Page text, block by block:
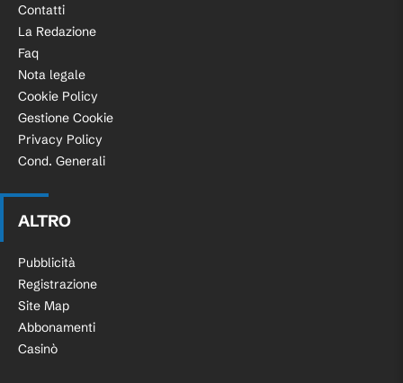
Contatti
La Redazione
Faq
Nota legale
Cookie Policy
Gestione Cookie
Privacy Policy
Cond. Generali
ALTRO
Pubblicità
Registrazione
Site Map
Abbonamenti
Casinò